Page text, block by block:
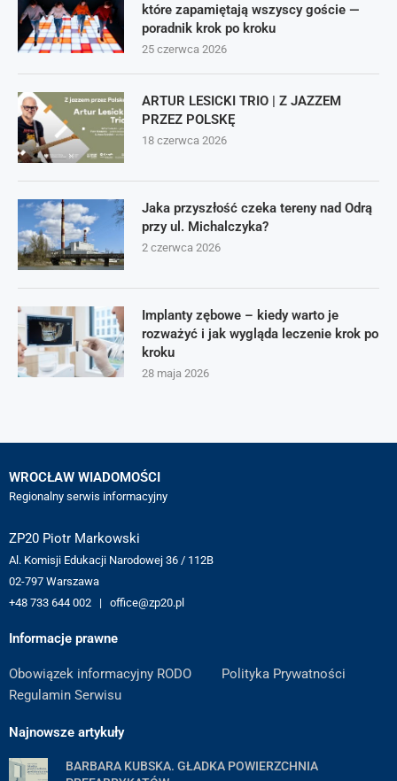
które zapamiętają wszyscy goście —
poradnik krok po kroku
25 czerwca 2026
ARTUR LESICKI TRIO | Z JAZZEM
PRZEZ POLSKĘ
18 czerwca 2026
Jaka przyszłość czeka tereny nad Odrą
przy ul. Michalczyka?
2 czerwca 2026
Implanty zębowe – kiedy warto je
rozważyć i jak wygląda leczenie krok po
kroku
28 maja 2026
WROCŁAW WIADOMOŚCI
Regionalny serwis informacyjny
ZP20 Piotr Markowski
Al. Komisji Edukacji Narodowej 36 / 112B
02-797 Warszawa
+48 733 644 002 | office@zp20.pl
Informacje prawne
Obowiązek informacyjny RODO
Polityka Prywatności
Regulamin Serwisu
Najnowsze artykuły
BARBARA KUBSKA. GŁADKA POWIERZCHNIA